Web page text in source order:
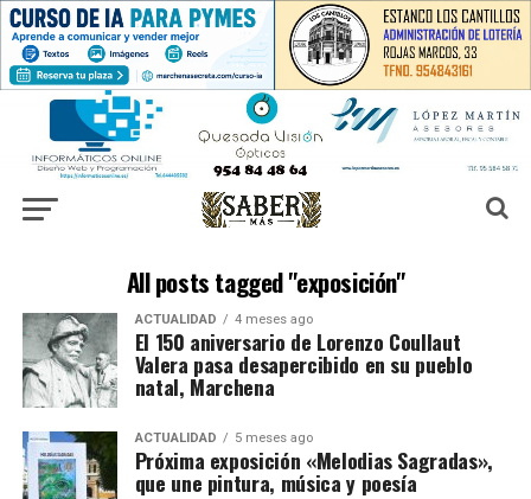
All posts tagged "exposición"
ACTUALIDAD 4 meses ago
El 150 aniversario de Lorenzo Coullaut
Valera pasa desapercibido en su pueblo
natal, Marchena
ACTUALIDAD 5 meses ago
Próxima exposición «Melodias Sagradas»,
que une pintura, música y poesía